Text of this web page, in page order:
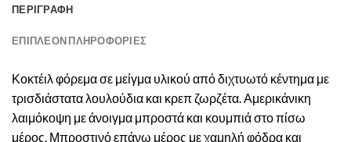
ΠΕΡΙΓΡΑΦΉ
ΕΠΙΠΛΈΟΝ ΠΛΗΡΟΦΟΡΊΕΣ
Κοκτέιλ φόρεμα σε μείγμα υλικού από διχτυωτό κέντημα με
τρισδιάστατα λουλούδια και κρεπ ζωρζέτα. Αμερικάνικη
λαιμόκοψη με άνοιγμα μπροστά και κουμπιά στο πίσω
μέρος. Μπροστινό επάνω μέρος με χαμηλή φόδρα και